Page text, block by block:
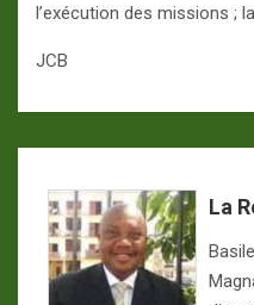
l’exécution des missions ;
JCB
La